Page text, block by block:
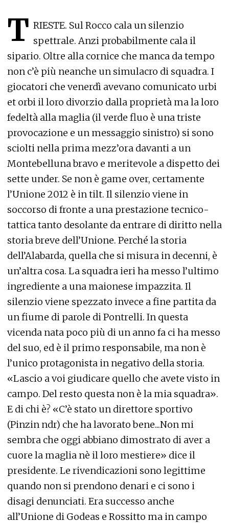
T RIESTE. Sul Rocco cala un silenzio
spettrale. Anzi probabilmente cala il
sipario. Oltre alla cornice che manca da tempo
non c’è più neanche un simulacro di squadra. I
giocatori che venerdì avevano comunicato urbi
et orbi il loro divorzio dalla proprietà ma la loro
fedeltà alla maglia (il verde fluo è una triste
provocazione e un messaggio sinistro) si sono
sciolti nella prima mezz’ora davanti a un
Montebelluna bravo e meritevole a dispetto dei
sette under. Se non è game over, certamente
l’Unione 2012 è in tilt. Il silenzio viene in
soccorso di fronte a una prestazione tecnico-
tattica tanto desolante da entrare di diritto nella
storia breve dell’Unione. Perché la storia
dell’Alabarda, quella che si misura in decenni, è
un’altra cosa. La squadra ieri ha messo l’ultimo
ingrediente a una maionese impazzita. Il
silenzio viene spezzato invece a fine partita da
un fiume di parole di Pontrelli. In questa
vicenda nata poco più di un anno fa ci ha messo
del suo, ed è il primo responsabile, ma non è
l’unico protagonista in negativo della storia.
«Lascio a voi giudicare quello che avete visto in
campo. Del resto questa non è la mia squadra».
E di chi è? «C’è stato un direttore sportivo
(Pinzin ndr) che ha lavorato bene...Non mi
sembra che oggi abbiano dimostrato di aver a
cuore la maglia nè il loro mestiere» dice il
presidente. Le rivendicazioni sono legittime
quando non si prendono denari e ci sono i
disagi denunciati. Era successo anche
all’Unione di Godeas e Rossitto ma in campo